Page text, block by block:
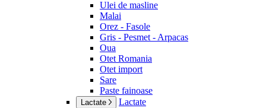
Ulei de masline
Malai
Orez - Fasole
Gris - Pesmet - Arpacas
Oua
Otet Romania
Otet import
Sare
Paste fainoase
Lactate Lactate